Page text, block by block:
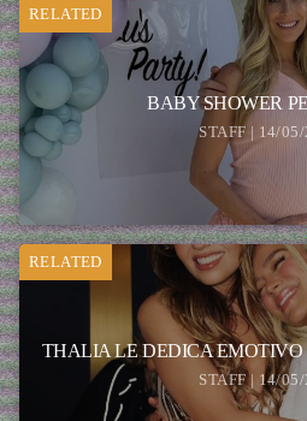
RELATED
BABY SHOWER
STAFF | 14/
RELATED
THALIA LE DEDICA EMOTIVO
STAFF | 14/